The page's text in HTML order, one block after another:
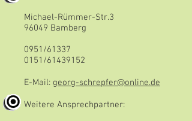
Michael-Rümmer-Str.3
96049 Bamberg
0951/61337
0151/61439152
E-Mail: georg-schrepfer@online.de
Weitere Ansprechpartner: